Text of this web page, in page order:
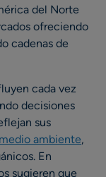
del Norte
ofreciendo
cadenas de
cada vez
decisiones
sus
ambiente,
En
sugieren que